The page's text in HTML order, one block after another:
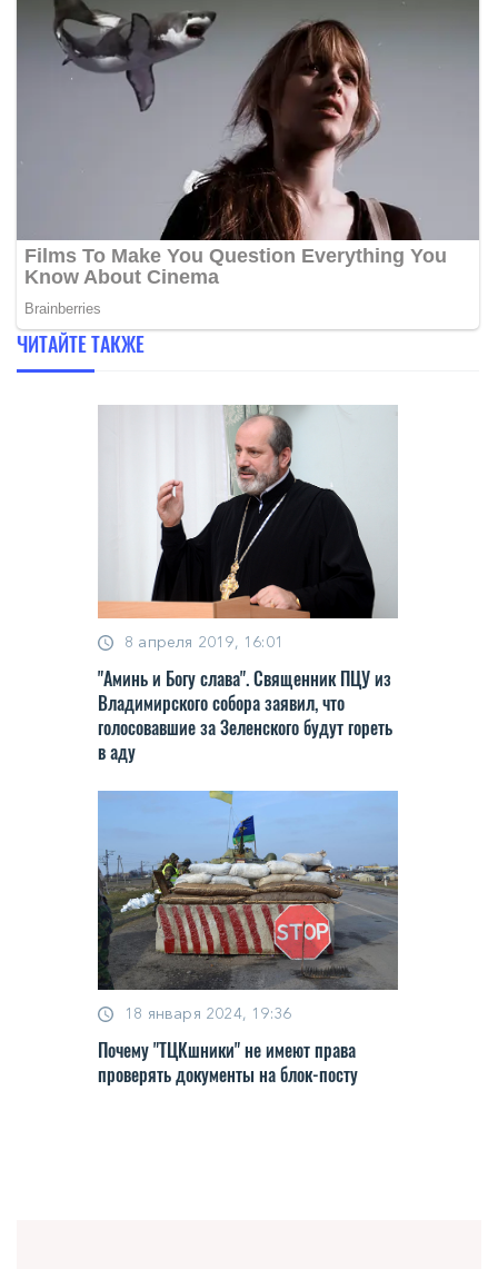
ЧИТАЙТЕ ТАКЖЕ
8 апреля 2019, 16:01
"Аминь и Богу слава". Священник ПЦУ из
Владимирского собора заявил, что
голосовавшие за Зеленского будут гореть
в аду
18 января 2024, 19:36
Почему "ТЦКшники" не имеют права
проверять документы на блок-посту